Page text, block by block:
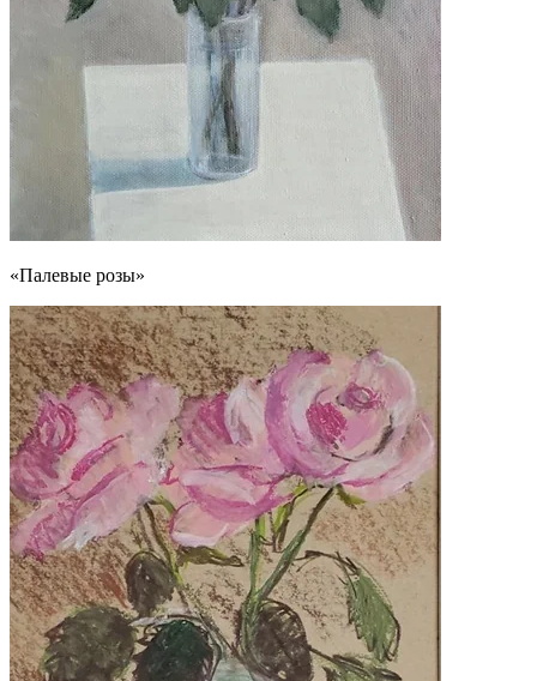
«Палевые розы»